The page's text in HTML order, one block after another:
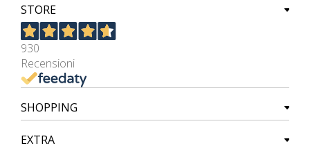
STORE
930
Recensioni
SHOPPING
EXTRA